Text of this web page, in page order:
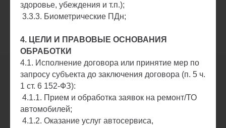
здоровье, убеждения и т.п.);
3.3.3. Биометрические ПДн;
4. ЦЕЛИ И ПРАВОВЫЕ ОСНОВАНИЯ
ОБРАБОТКИ
4.1. Исполнение договора или принятие мер по
запросу субъекта до заключения договора (п. 5 ч.
1 ст. 6 152-ФЗ):
4.1.1. Прием и обработка заявок на ремонт/ТО
автомобилей;
4.1.2. Оказание услуг автосервиса,